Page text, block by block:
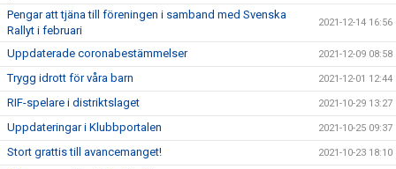
Pengar att tjäna till föreningen i samband med Svenska
Rallyt i februari
2021-12-14 16:56
Uppdaterade coronabestämmelser 2021-12-09 08:58
Trygg idrott för våra barn 2021-12-01 12:44
RIF-spelare i distriktslaget 2021-10-29 13:27
Uppdateringar i Klubbportalen 2021-10-25 09:37
Stort grattis till avancemanget! 2021-10-23 18:10